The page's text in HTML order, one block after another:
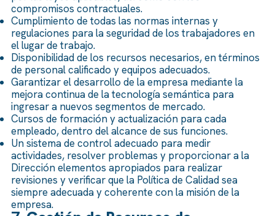
compromisos contractuales.
Cumplimiento de todas las normas internas y
regulaciones para la seguridad de los trabajadores en
el lugar de trabajo.
Disponibilidad de los recursos necesarios, en términos
de personal calificado y equipos adecuados.
Garantizar el desarrollo de la empresa mediante la
mejora continua de la tecnología semántica para
ingresar a nuevos segmentos de mercado.
Cursos de formación y actualización para cada
empleado, dentro del alcance de sus funciones.
Un sistema de control adecuado para medir
actividades, resolver problemas y proporcionar a la
Dirección elementos apropiados para realizar
revisiones y verificar que la Política de Calidad sea
siempre adecuada y coherente con la misión de la
empresa.